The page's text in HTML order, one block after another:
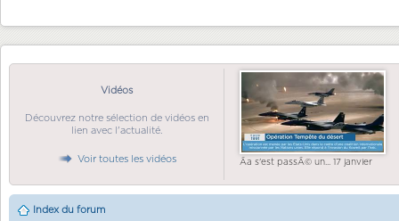
Vidéos
Découvrez notre sélection de vidéos en
lien avec l'actualité.
Voir toutes les vidéos Ãa s'est passÃ© un... 17 janvier
Index du forum